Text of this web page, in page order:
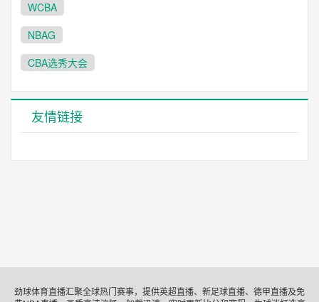
WCBA
NBAG
CBA选秀大会
友情链接
劲球体育直播汇聚全球热门赛事，提供英超直播、新足球直播、德甲直播及免